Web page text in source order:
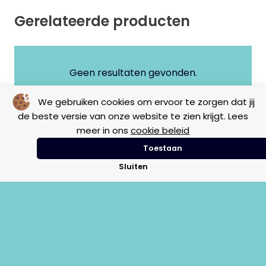
We gebruiken cookies om ervoor te zorgen dat jij
de beste versie van onze website te zien krijgt. Lees
meer in ons cookie beleid
Toestaan
Sluiten
Gerelateerde producten
Geen resultaten gevonden.